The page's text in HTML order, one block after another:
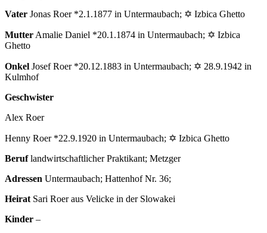
Vater Jonas Roer *2.1.1877 in Untermaubach; ✡ Izbica Ghetto
Mutter Amalie Daniel *20.1.1874 in Untermaubach; ✡ Izbica
Ghetto
Onkel Josef Roer *20.12.1883 in Untermaubach; ✡ 28.9.1942 in
Kulmhof
Geschwister
Alex Roer
Henny Roer *22.9.1920 in Untermaubach; ✡ Izbica Ghetto
Beruflandwirtschaftlicher Praktikant; Metzger
Adressen Untermaubach; Hattenhof Nr. 36;
Heirat Sari Roer aus Velicke in der Slowakei
Kinder –